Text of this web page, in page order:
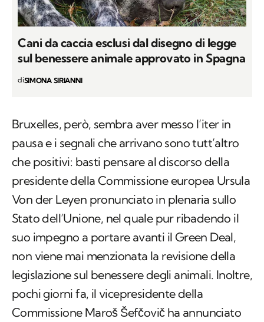
Cani da caccia esclusi dal disegno di legge
sul benessere animale approvato in Spagna
diSIMONA SIRIANNI
Bruxelles, però, sembra aver messo l’iter in
pausa e i segnali che arrivano sono tutt’altro
che positivi: basti pensare al discorso della
presidente della Commissione europea Ursula
Von der Leyen pronunciato in plenaria sullo
Stato dell’Unione, nel quale pur ribadendo il
suo impegno a portare avanti il Green Deal,
non viene mai menzionata la revisione della
legislazione sul benessere degli animali. Inoltre,
pochi giorni fa, il vicepresidente della
Commissione Maroš Šefčovič ha annunciato